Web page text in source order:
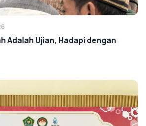
Adalah Ujian, Hadapi dengan